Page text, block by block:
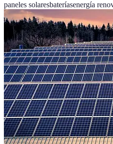
paneles solaresbateríasenergía